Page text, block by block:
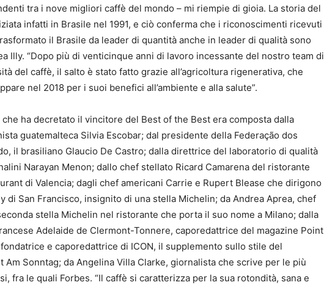
tra i nove migliori caffè del mondo – mi riempie di gioia. La storia del
infatti in Brasile nel 1991, e ciò conferma che i riconoscimenti ricevuti
il Brasile da leader di quantità anche in leader di qualità sono
Illy. “Dopo più di venticinque anni di lavoro incessante del nostro team di
del caffè, il salto è stato fatto grazie all’agricoltura rigenerativa, che
nel 2018 per i suoi benefici all’ambiente e alla salute”.
ha decretato il vincitore del Best of the Best era composta dalla
guatemalteca Silvia Escobar; dal presidente della Federação dos
il brasiliano Glaucio De Castro; dalla direttrice del laboratorio di qualità
Narayan Menon; dallo chef stellato Ricard Camarena del ristorante
di Valencia; dagli chef americani Carrie e Rupert Blease che dirigono
di San Francisco, insignito di una stella Michelin; da Andrea Aprea, chef
stella Michelin nel ristorante che porta il suo nome a Milano; dalla
Adelaide de Clermont-Tonnere, caporedattrice del magazine Point
e caporedattrice di ICON, il supplemento sullo stile del
Am Sonntag; da Angelina Villa Clarke, giornalista che scrive per le più
fra le quali Forbes. “Il caffè si caratterizza per la sua rotondità, sana e